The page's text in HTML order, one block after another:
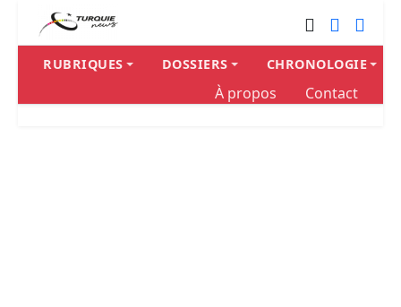
RUBRIQUES DOSSIERS CHRONOLOGIE
À propos Contact